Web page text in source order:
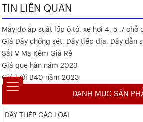
TIN LIÊN QUAN
Máy đo áp suất lốp ô tô, xe hơi 4, 5 ,7 chỗ
Giá Dây chống sét, Dây tiếp địa, Dây dẫn
Sắt V Mạ Kẽm Giá Rẻ
Giá que hàn năm 2023
Giá lưới B40 năm 2023
DANH MỤC SẢN
DÂY THÉP CÁC LOẠI